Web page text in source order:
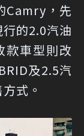
Camry，先
的2.0汽油
款車型則改
及2.5汽
式。